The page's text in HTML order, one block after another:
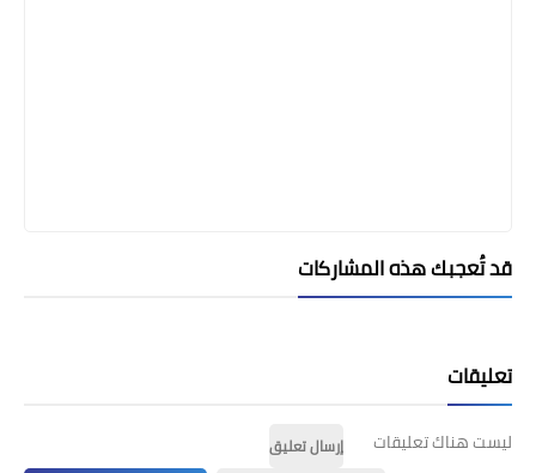
قد تُعجبك هذه المشاركات
تعليقات
ليست هناك تعليقات
إرسال تعليق